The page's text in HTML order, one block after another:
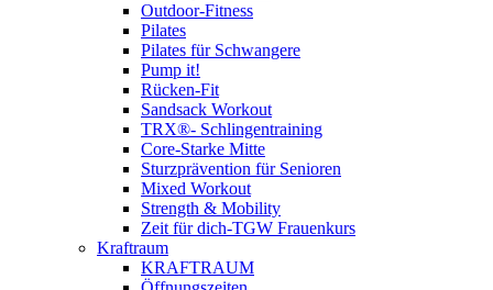
Outdoor-Fitness
Pilates
Pilates für Schwangere
Pump it!
Rücken-Fit
Sandsack Workout
TRX®- Schlingentraining
Core-Starke Mitte
Sturzprävention für Senioren
Mixed Workout
Strength & Mobility
Zeit für dich-TGW Frauenkurs
Kraftraum
KRAFTRAUM